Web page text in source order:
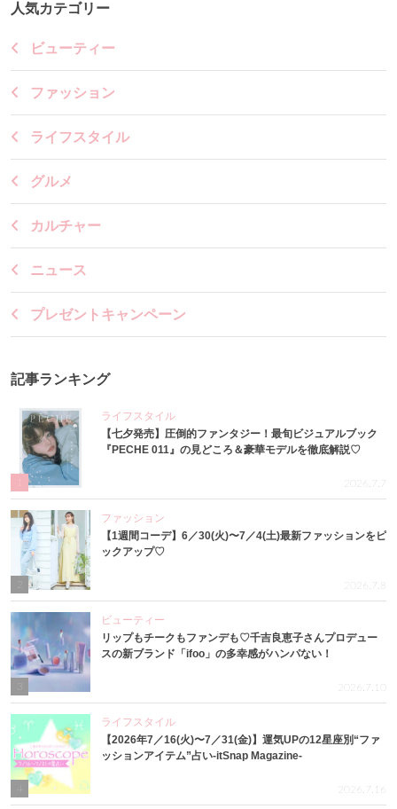
人気カテゴリー
ビューティー
ファッション
ライフスタイル
グルメ
カルチャー
ニュース
プレゼントキャンペーン
記事ランキング
ライフスタイル
【七夕発売】圧倒的ファンタジー！最旬ビジュアルブック
『PECHE 011』の見どころ＆豪華モデルを徹底解説♡
2026.7.7
2
ファッション
【1週間コーデ】6／30(火)〜7／4(土)最新ファッションをピ
ックアップ♡
2026.7.8
3
ビューティー
リップもチークもファンデも♡千吉良恵子さんプロデュー
スの新ブランド「ifoo」の多幸感がハンパない！
2026.7.10
ライフスタイル
【2026年7／16(火)〜7／31(金)】運気UPの12星座別“ファ
ッションアイテム”占い-itSnap Magazine-
2026.7.16